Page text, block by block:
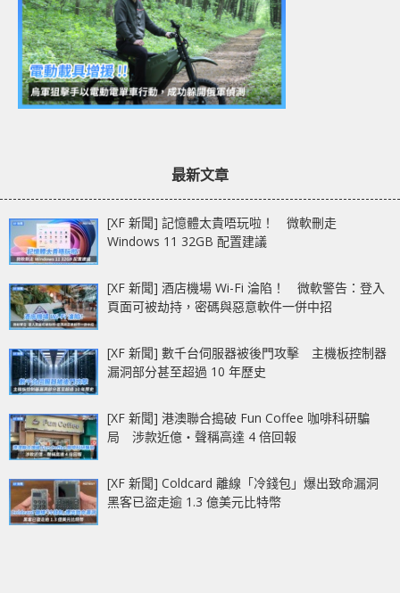
最新文章
[XF 新聞] 記憶體太貴唔玩啦！ 微軟刪走
Windows 11 32GB 配置建議
[XF 新聞] 酒店機場 Wi-Fi 淪陷！ 微軟警告：登入
頁面可被劫持，密碼與惡意軟件一併中招
[XF 新聞] 數千台伺服器被後門攻擊 主機板控制器
漏洞部分甚至超過 10 年歷史
[XF 新聞] 港澳聯合搗破 Fun Coffee 咖啡科研騙
局 涉款近億‧聲稱高達 4 倍回報
[XF 新聞] Coldcard 離線「冷錢包」爆出致命漏洞
黑客已盜走逾 1.3 億美元比特幣